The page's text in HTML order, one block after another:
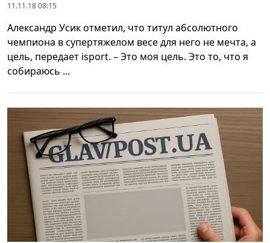
11.11.18 08:15
Александр Усик отметил, что титул абсолютного
чемпиона в супертяжелом весе для него не мечта, а
цель, передает isport. – Это моя цель. Это то, что я
собираюсь ...